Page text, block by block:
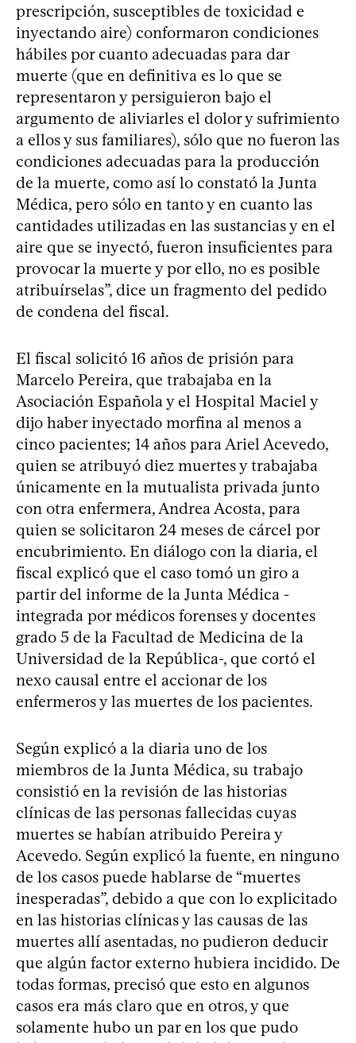
prescripción, susceptibles de toxicidad e
inyectando aire) conformaron condiciones
hábiles por cuanto adecuadas para dar
muerte (que en definitiva es lo que se
representaron y persiguieron bajo el
argumento de aliviarles el dolor y sufrimiento
a ellos y sus familiares), sólo que no fueron las
condiciones adecuadas para la producción
de la muerte, como así lo constató la Junta
Médica, pero sólo en tanto y en cuanto las
cantidades utilizadas en las sustancias y en el
aire que se inyectó, fueron insuficientes para
provocar la muerte y por ello, no es posible
atribuírselas”, dice un fragmento del pedido
de condena del fiscal.
El fiscal solicitó 16 años de prisión para
Marcelo Pereira, que trabajaba en la
Asociación Española y el Hospital Maciel y
dijo haber inyectado morfina al menos a
cinco pacientes; 14 años para Ariel Acevedo,
quien se atribuyó diez muertes y trabajaba
únicamente en la mutualista privada junto
con otra enfermera, Andrea Acosta, para
quien se solicitaron 24 meses de cárcel por
encubrimiento. En diálogo con la diaria, el
fiscal explicó que el caso tomó un giro a
partir del informe de la Junta Médica -
integrada por médicos forenses y docentes
grado 5 de la Facultad de Medicina de la
Universidad de la República-, que cortó el
nexo causal entre el accionar de los
enfermeros y las muertes de los pacientes.
Según explicó a la diaria uno de los
miembros de la Junta Médica, su trabajo
consistió en la revisión de las historias
clínicas de las personas fallecidas cuyas
muertes se habían atribuido Pereira y
Acevedo. Según explicó la fuente, en ninguno
de los casos puede hablarse de “muertes
inesperadas”, debido a que con lo explicitado
en las historias clínicas y las causas de las
muertes allí asentadas, no pudieron deducir
que algún factor externo hubiera incidido. De
todas formas, precisó que esto en algunos
casos era más claro que en otros, y que
solamente hubo un par en los que pudo